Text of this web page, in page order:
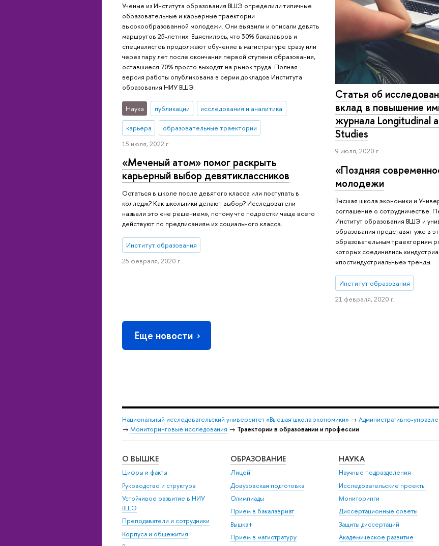
Ученые из Института образования ВШЭ определили типичные
образовательные и карьерные траектории
высокообразованной молодежи. Они выявили и описали девять
маршрутов 25-летних. Выяснилось, что 30% бакалавров и
специалистов продолжают обучение в магистратуре сразу или
через пару лет после окончания первой ступени образования,
оставшиеся 70% просто выходят на рынок труда. Полная
версия работы опубликована в серии докладов Института
образования НИУ ВШЭ.
Наука публикации исследования и аналитика
карьера
образовательные траектории
15 июля, 2022 г.
Статья об
вклад в повышение
журнала Longitudinal
Studies
9 июля, 2020 г.
«Меченый атом» помог раскрыть
карьерный выбор девятиклассников
Остаться в школе после девятого класса или поступать в
колледж? Как школьники делают выбор? Исследователи
назвали это «не решением», потому что подростки чаще всего
действуют по предписаниям их социального класса.
Институт образования
25 февраля, 2020 г.
«Поздняя
молодежи
Высшая школа экономики и
соглашение о сотрудничестве.
Институт образования ВШЭ и
образования представят уже в
образовательным траекториям
которых соединились
«постиндустриальные» тренды.
Институт образования
21 февраля, 2020 г.
Еще новости
Национальный исследовательский университет «Высшая школа экономики» → Административно-
→ Мониторинговые исследования → Траектории в образовании и профессии
О ВЫШКЕ
Цифры и факты
Руководство и структура
Устойчивое развитие в НИУ
ВШЭ
Преподаватели и сотрудники
Корпуса и общежития
ОБРАЗОВАНИЕ
Лицей
Довузовская подготовка
Олимпиады
Прием в бакалавриат
Вышка+
Прием в магистратуру
НАУКА
Научные подразделения
Исследовательские проекты
Мониторинги
Диссертационные советы
Защиты диссертаций
Академическое развитие